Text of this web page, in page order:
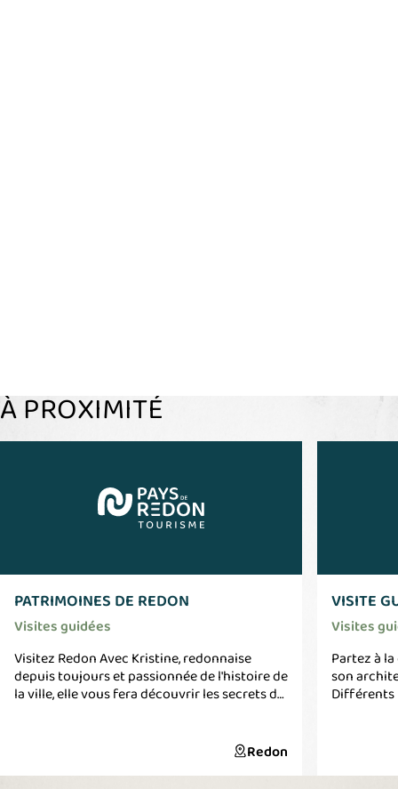
À PROXIMITÉ
PATRIMOINES DE REDON
Visites guidées
Visitez Redon Avec Kristine, redonnaise
depuis toujours et passionnée de l'histoire de
la ville, elle vous fera découvrir les secrets de
Découverte de la "Petite ville au grand
renom" Les thématiques : Abbaye Saint-
Sauveur, les 2 Ports, le monastère des
Redon
VISITE
Visites
Partez à
son
Différents
centre